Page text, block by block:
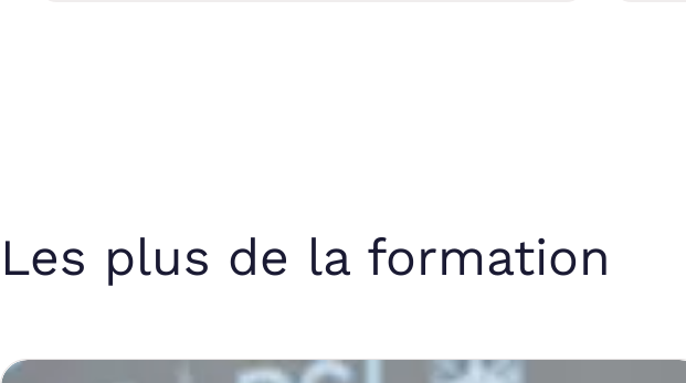
Les plus de la formation